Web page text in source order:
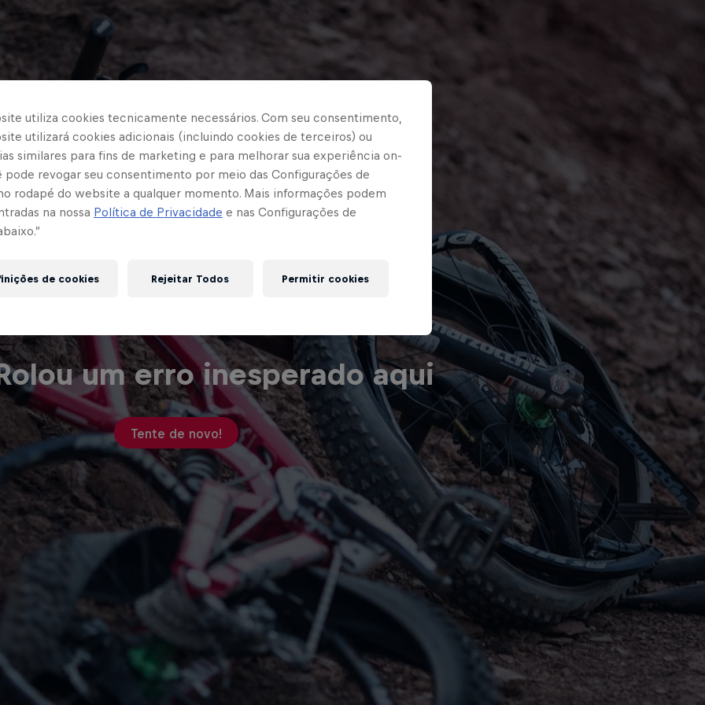
um erro inesperado aqui
Tente de novo!
utiliza cookies tecnicamente necessários. Com seu consentimento,
utilizará cookies adicionais (incluindo cookies de terceiros) ou
similares para fins de marketing e para melhorar sua experiência on-
pode revogar seu consentimento por meio das Configurações de
rodapé do website a qualquer momento. Mais informações podem
na nossa Política de Privacidade e nas Configurações de
de cookies Rejeitar Todos Permitir cookies